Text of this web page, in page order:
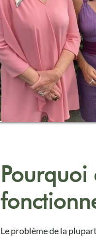
Pourquoi
Le problème de la